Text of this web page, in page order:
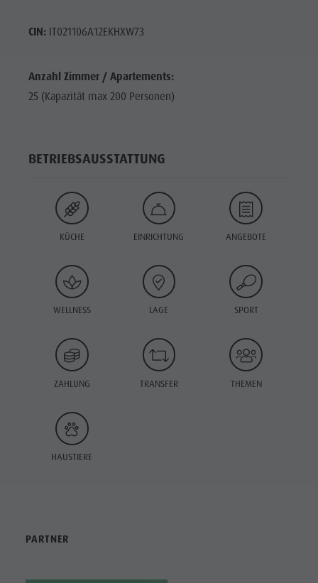
CIN:IT021106A12EKHXW73
Anzahl Zimmer / Apartements:
25 (Kapazität max 200 Personen)
BETRIEBSAUSSTATTUNG
KÜCHE EINRICHTUNG ANGEBOTE
WELLNESS LAGE SPORT
ZAHLUNG TRANSFER THEMEN
HAUSTIERE
PARTNER